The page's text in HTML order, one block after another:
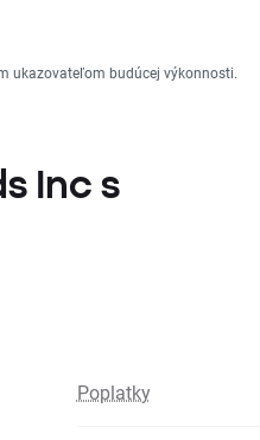
ukazovateľom budúcej výkonnosti.
Inc s
Poplatky